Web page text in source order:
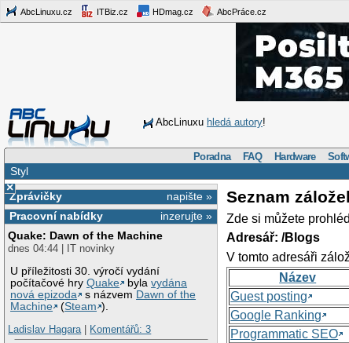
AbcLinuxu.cz ITBiz.cz HDmag.cz AbcPráce.cz
AbcLinuxu hledá autory!
Poradna FAQ Hardware
Styl
×
napište »
Zprávičky
inzerujte »
Pracovní nabídky
Quake: Dawn of the Machine
dnes 04:44 | IT novinky
U příležitosti 30. výročí vydání
počítačové hryQuake bylavydána
nová epizoda
s názvem Dawn of the
Machine
(Steam ).
Ladislav Hagara| Komentářů: 3
Seznam
Zde si můžete
Adresář: /Blogs
V tomto adresáři
Název
Guest posting
Google Ranking
Programmatic SEO